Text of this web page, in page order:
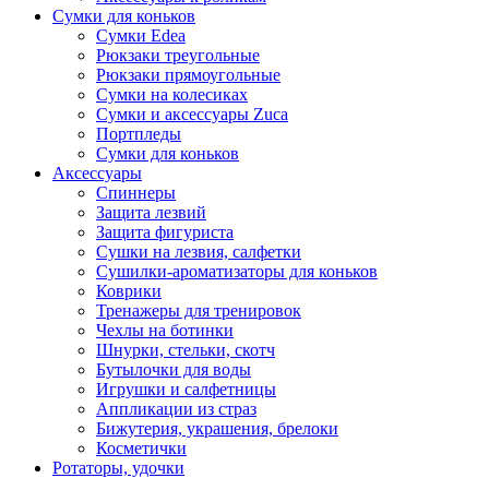
Сумки для коньков
Сумки Edea
Рюкзаки треугольные
Рюкзаки прямоугольные
Сумки на колесиках
Сумки и аксессуары Zuca
Портпледы
Сумки для коньков
Аксессуары
Спиннеры
Защита лезвий
Защита фигуриста
Сушки на лезвия, салфетки
Сушилки-ароматизаторы для коньков
Коврики
Тренажеры для тренировок
Чехлы на ботинки
Шнурки, стельки, скотч
Бутылочки для воды
Игрушки и салфетницы
Аппликации из страз
Бижутерия, украшения, брелоки
Косметички
Ротаторы, удочки